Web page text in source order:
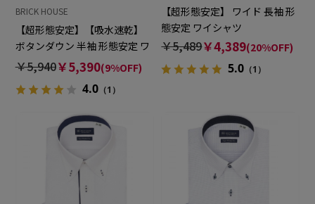
BRICK HOUSE
【超形態安定】【吸水速乾】
ボタンダウン 半袖 形態安定 ワ
イシャツ 大きいサイズ
￥5,940￥5,390(9%OFF)
4.0（1）
【超形態安定】 ワイド 長袖 形
態安定 ワイシャツ
￥5,489￥4,389(20%OFF)
5.0 （1）